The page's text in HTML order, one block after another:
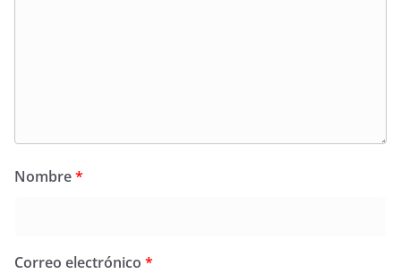
Nombre*
Correo electrónico *